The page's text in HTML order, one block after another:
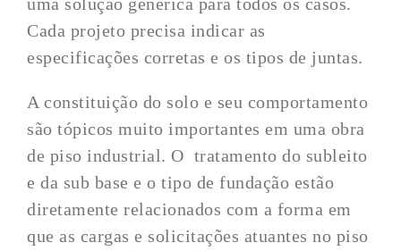
Cada projeto precisa indicar as
especificações corretas e os tipos de juntas.
A constituição do solo e seu comportamento
são tópicos muito importantes em uma obra
de piso industrial. O tratamento do subleito
e da sub base e o tipo de fundação estão
diretamente relacionados com a forma em
que as cargas e solicitações atuantes no piso